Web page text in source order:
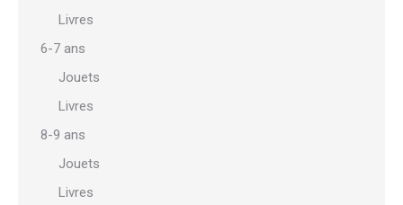
Livres
6-7 ans
Jouets
Livres
8-9 ans
Jouets
Livres